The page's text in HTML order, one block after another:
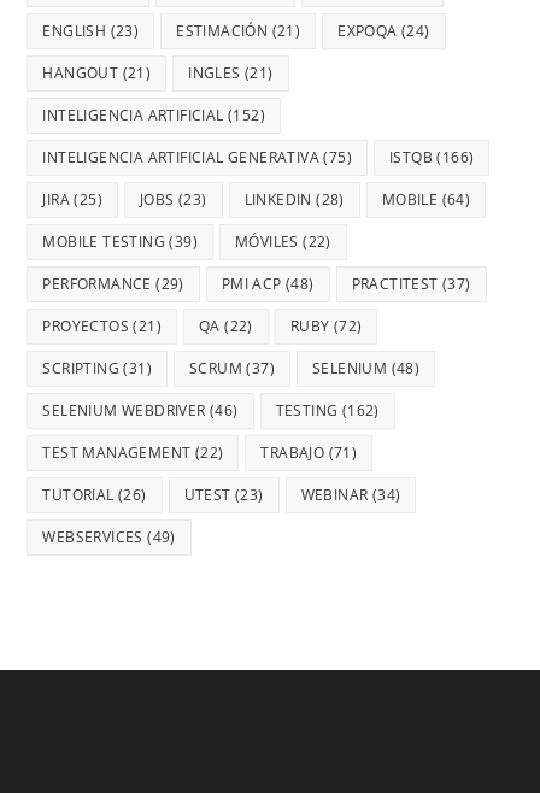
ENGLISH (23) ESTIMACIÓN (21) EXPOQA (24)
HANGOUT (21) INGLES (21)
INTELIGENCIA ARTIFICIAL (152)
INTELIGENCIA ARTIFICIAL GENERATIVA(75) ISTQB (166)
JIRA(25) JOBS (23) LINKEDIN (28) MOBILE (64)
MOBILE TESTING (39) MÓVILES (22)
PERFORMANCE (29) PMI ACP (48) PRACTITEST (37)
PROYECTOS (21) QA (22) RUBY (72)
SCRIPTING (31) SCRUM (37) SELENIUM (48)
SELENIUM WEBDRIVER (46) TESTING (162)
TEST MANAGEMENT (22) TRABAJO (71)
TUTORIAL (26) UTEST (23) WEBINAR (34)
WEBSERVICES (49)